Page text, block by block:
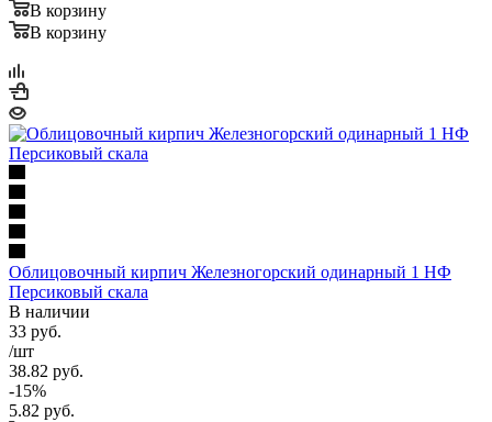
В корзину
В корзину
Облицовочный кирпич Железногорский одинарный 1 НФ
Персиковый скала
В наличии
33 руб.
/шт
38.82 руб.
-15%
5.82 руб.